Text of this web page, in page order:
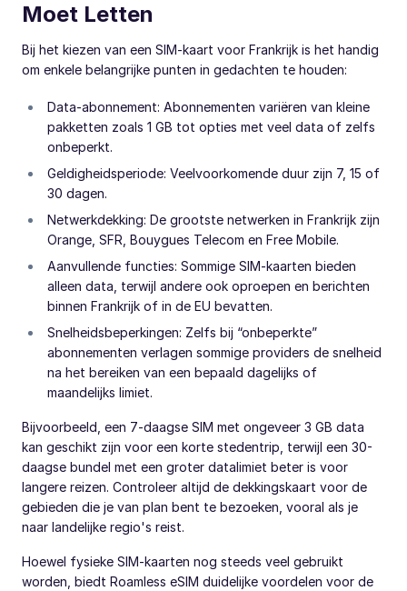
Moet Letten
Bij het kiezen van een SIM-kaart voor Frankrijk is het handig
om enkele belangrijke punten in gedachten te houden:
Data-abonnement: Abonnementen variëren van kleine
pakketten zoals 1 GB tot opties met veel data of zelfs
onbeperkt.
Geldigheidsperiode: Veelvoorkomende duur zijn 7, 15 of
30 dagen.
Netwerkdekking: De grootste netwerken in Frankrijk zijn
Orange, SFR, Bouygues Telecom en Free Mobile.
Aanvullende functies: Sommige SIM-kaarten bieden
alleen data, terwijl andere ook oproepen en berichten
binnen Frankrijk of in de EU bevatten.
Snelheidsbeperkingen: Zelfs bij “onbeperkte”
abonnementen verlagen sommige providers de snelheid
na het bereiken van een bepaald dagelijks of
maandelijks limiet.
Bijvoorbeeld, een 7-daagse SIM met ongeveer 3 GB data
kan geschikt zijn voor een korte stedentrip, terwijl een 30-
daagse bundel met een groter datalimiet beter is voor
langere reizen. Controleer altijd de dekkingskaart voor de
gebieden die je van plan bent te bezoeken, vooral als je
naar landelijke regio's reist.
Hoewel fysieke SIM-kaarten nog steeds veel gebruikt
worden, biedt Roamless eSIM duidelijke voordelen voor de